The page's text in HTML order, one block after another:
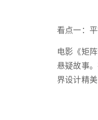
看点一：
电影《矩
悬疑故事
界设计精